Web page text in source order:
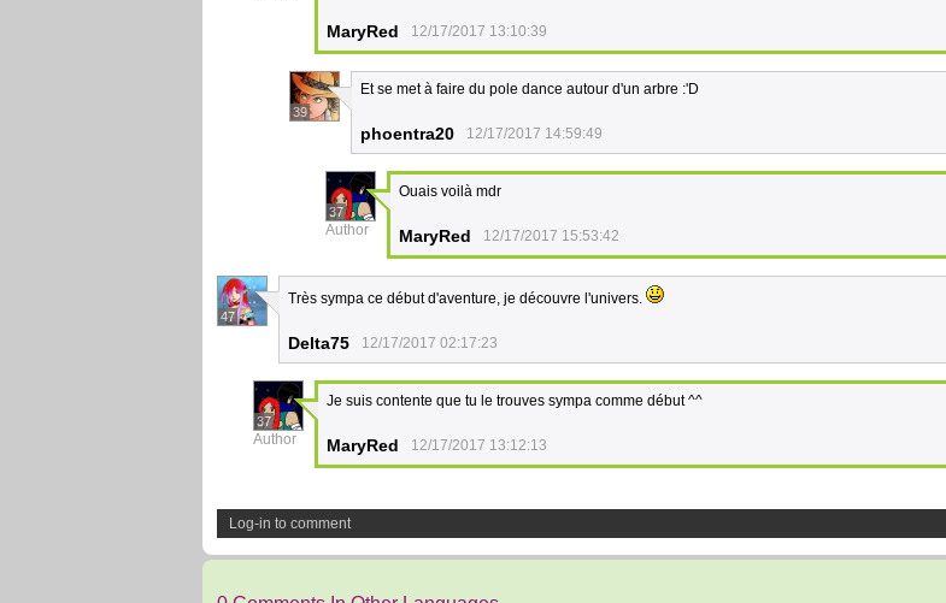
MaryRed 12/17/2017 13:10:39
39
Et se met à faire du pole dance autour d'un arbre :'D
phoentra20 12/17/2017 14:59:49
37
Author
Ouais voilà mdr
MaryRed 12/17/2017 15:53:42
47
Très sympa ce début d'aventure, je découvre l'univers.
Delta75 12/17/2017 02:17:23
37
Author
Je suis contente que tu le trouves sympa comme début ^^
MaryRed 12/17/2017 13:12:13
Log-in to comment